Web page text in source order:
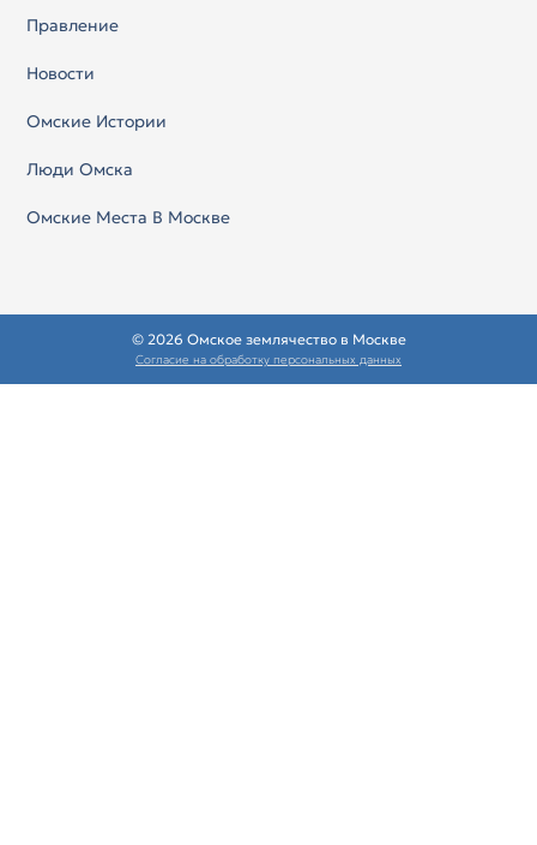
Правление
Новости
Омские Истории
Люди Омска
Омские Места В Москве
© 2026 Омское землячество в Москве
Согласие на обработку персональных данных